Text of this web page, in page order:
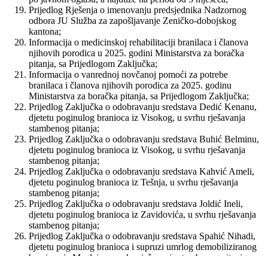
Prijedlog Rješenja o imenovanju predsjednika Nadzornog
odbora JU Služba za zapošljavanje Zeničko-dobojskog
kantona;
Informacija o medicinskoj rehabilitaciji branilaca i članova
njihovih porodica u 2025. godini Ministarstva za boračka
pitanja, sa Prijedlogom Zaključka;
Informacija o vanrednoj novčanoj pomoći za potrebe
branilaca i članova njihovih porodica za 2025. godinu
Ministarstva za boračka pitanja, sa Prijedlogom Zaključka;
Prijedlog Zaključka o odobravanju sredstava Dedić Kenanu,
djetetu poginulog branioca iz Visokog, u svrhu rješavanja
stambenog pitanja;
Prijedlog Zaključka o odobravanju sredstava Buhić Belminu,
djetetu poginulog branioca iz Visokog, u svrhu rješavanja
stambenog pitanja;
Prijedlog Zaključka o odobravanju sredstava Kahvić Ameli,
djetetu poginulog branioca iz Tešnja, u svrhu rješavanja
stambenog pitanja;
Prijedlog Zaključka o odobravanju sredstava Joldić Ineli,
djetetu poginulog branioca iz Zavidovića, u svrhu rješavanja
stambenog pitanja;
Prijedlog Zaključka o odobravanju sredstava Spahić Nihadi,
djetetu poginulog branioca i supruzi umrlog demobiliziranog